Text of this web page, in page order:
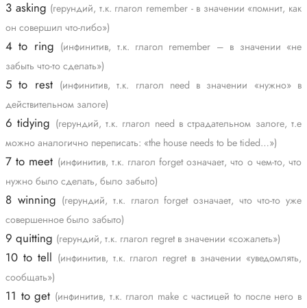
3 asking (герундий, т.к. глагол remember - в значении «помнит, как
он совершил что-либо»)
4 to ring (инфинитив, т.к. глагол remember – в значении «не
забыть что-то сделать»)
5 to rest (инфинитив, т.к. глагол need в значении «нужно» в
действительном залоге)
6 tidying (герундий, т.к. глагол need в страдательном залоге, т.е
можно аналогично переписать: «the house needs to be tided…»)
7 to meet (инфинитив, т.к. глагол forget означает, что о чем-то, что
нужно было сделать, было забыто)
8 winning (герундий, т.к. глагол forget означает, что что-то уже
совершенное было забыто)
9 quitting (герундий, т.к. глагол regret в значении «сожалеть»)
10 to tell (инфинитив, т.к. глагол regret в значении «уведомлять,
сообщать»)
11 to get (инфинитив, т.к. глагол make c частицей to после него в